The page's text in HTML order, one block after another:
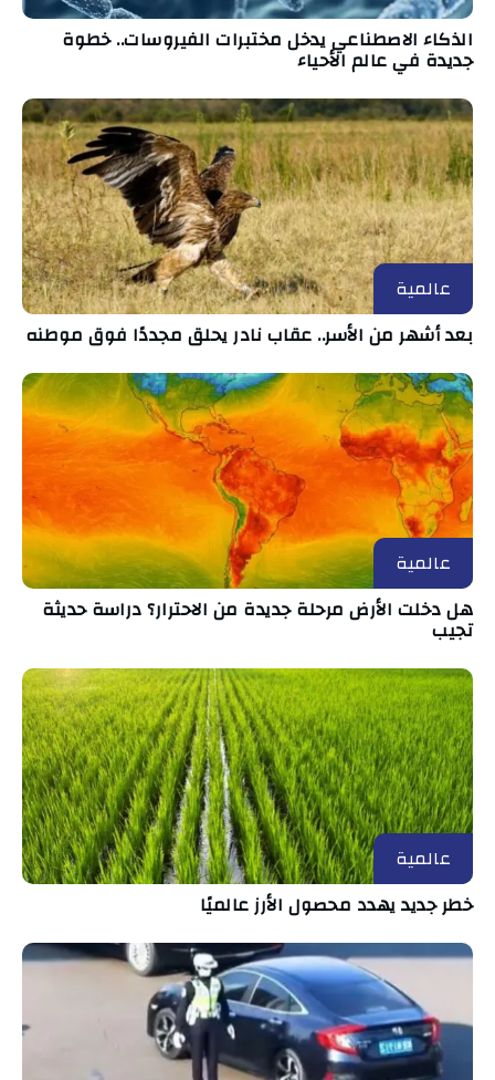
الذكاء الاصطناعي يدخل مختبرات الفيروسات.. خطوة
جديدة في عالم الأحياء
عالمية
بعد أشهر من الأسر.. عقاب نادر يحلق مجددًا فوق موطنه
عالمية
هل دخلت الأرض مرحلة جديدة من الاحترار؟ دراسة حديثة
تجيب
عالمية
خطر جديد يهدد محصول الأرز عالميًا